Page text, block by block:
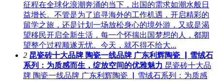
征程在全球化浪潮奔涌的当下，出国的需求如潮水般日
益增长。不管是为了追寻海外的工作机遇，开启精彩的
留学之旅，还是计划一场放松身心的境外游，又或是渴
望移民开启全新生活，每一个怀揣出国梦想的人，都期
望整个过程顺遂无忧。今天，就不得不给大...
2 昆瓷砖十大品牌 陶瓷一线品牌 广东利辉陶瓷 ▏雪绒石
系列：为质感而生，绽放空间的优雅魅力 昆瓷砖十大品
牌 陶瓷一线品牌 广东利辉陶瓷 ▏雪绒石系列：为质感